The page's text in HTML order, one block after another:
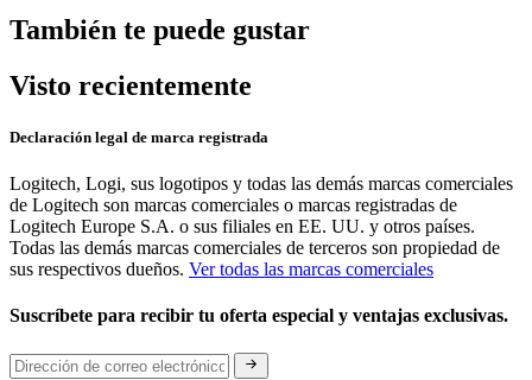
También te puede gustar
Visto recientemente
Declaración legal de marca registrada
Logitech, Logi, sus logotipos y todas las demás marcas comerciales
de Logitech son marcas comerciales o marcas registradas de
Logitech Europe S.A. o sus filiales en EE. UU. y otros países.
Todas las demás marcas comerciales de terceros son propiedad de
sus respectivos dueños. Ver todas las marcas comerciales
Suscríbete para recibir tu oferta especial y ventajas exclusivas.